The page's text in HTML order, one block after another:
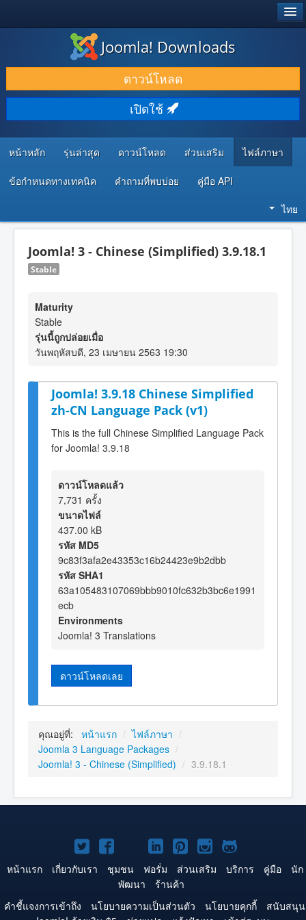
ดาวน์โหลด & ส่วนเสริม
ค้นคว้า & เรียนรู้
ชุมชน & สนับสนุน
ทรัพยากรสำหรับนักพัฒนา
Joomla! Downloads
ดาวน์โหลด
เปิดใช้
หน้าหลัก รุ่นล่าสุด ดาวน์โหลด ส่วนเสริม ไฟล์ภาษา
ข้อกำหนดทางเทคนิค คำถามที่พบบ่อย คู่มือ API
ไทย
Joomla! 3 - Chinese (Simplified) 3.9.18.1
Stable
Maturity
Stable
รุ่นนี้ถูกปล่อยเมื่อ
วันพฤหัสบดี, 23 เมษายน 2563 19:30
Joomla! 3.9.18 Chinese Simplified
zh-CN Language Pack (v1)
This is the full Chinese Simplified Language Pack
for Joomla! 3.9.18
ดาวน์โหลดแล้ว
7,731 ครั้ง
ขนาดไฟล์
437.00 kB
รหัส MD5
9c83f3afa2e43353c16b24423e9b2dbb
รหัส SHA1
63a105483107069bbb9010fc632b3bc6e1991
ecb
Environments
Joomla! 3 Translations
ดาวน์โหลดเลย
คุณอยู่ที่: หน้าแรก / ไฟล์ภาษา /
Joomla 3 Language Packages /
Joomla! 3 - Chinese (Simplified) / 3.9.18.1
Joomla!
บน
Twitter
Joomla!
บน
Facebook
Joomla!
บน
YouTube
Joomla!
บน
LinkedIn
Joomla!
บน
Pinterest
Joomla!
บน
Joomla!
บน
หน้าแรก เกี่ยวกับเรา ชุมชน ฟอรั่ม ส่วนเสริม บริการ คู่มือ
นัก
พัฒนา
ร้านค้า
คำชี้แจงการเข้าถึง
นโยบายความเป็นส่วนตัว นโยบายคุกกี้
สนับสนุน